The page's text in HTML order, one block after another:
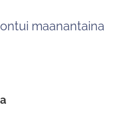
maanantaina